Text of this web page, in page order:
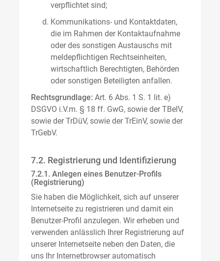
verpflichtet sind;
Kommunikations- und Kontaktdaten,
die im Rahmen der Kontaktaufnahme
oder des sonstigen Austauschs mit
meldepflichtigen Rechtseinheiten,
wirtschaftlich Berechtigten, Behörden
oder sonstigen Beteiligten anfallen.
Rechtsgrundlage: Art. 6 Abs. 1 S. 1 lit. e)
DSGVO i.V.m. § 18 ff. GwG, sowie der TBelV,
sowie der TrDüV, sowie der TrEinV, sowie der
TrGebV.
7.2. Registrierung und Identifizierung
7.2.1. Anlegen eines Benutzer-Profils
(Registrierung)
Sie haben die Möglichkeit, sich auf unserer
Internetseite zu registrieren und damit ein
Benutzer-Profil anzulegen. Wir erheben und
verwenden anlässlich Ihrer Registrierung auf
unserer Internetseite neben den Daten, die
uns Ihr Internetbrowser automatisch